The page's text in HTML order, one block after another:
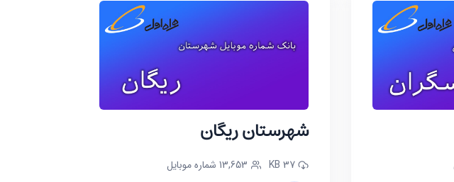
شهرستان ریگان
37 KB
13,653 شماره موبایل